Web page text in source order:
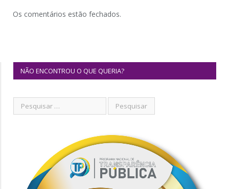
Os comentários estão fechados.
NÃO ENCONTROU O QUE QUERIA?